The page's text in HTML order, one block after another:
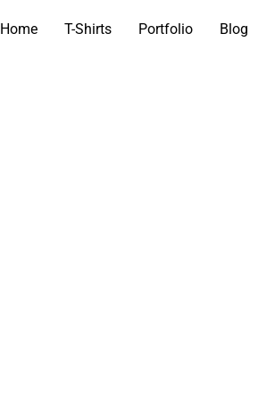
Home T-Shirts Portfolio Blog